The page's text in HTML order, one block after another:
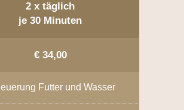
2 x täglich
je 30 Minuten
€ 34,00
Futter und Wasser